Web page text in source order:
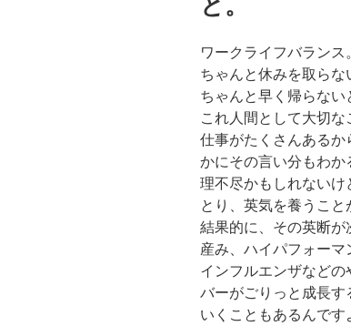
ワークライフバランス
ちゃんと休みを取らな
ちゃんと早く帰らない
これ人間として大切な
仕事がたくさんある
かにその言い分もわか
理不尽かもしれない
とり、英気を養うこと
結果的に、その英断
産み、ハイパフォーマ
インフルエンザなど
バーがごりっと成長す
いくこともあるんです